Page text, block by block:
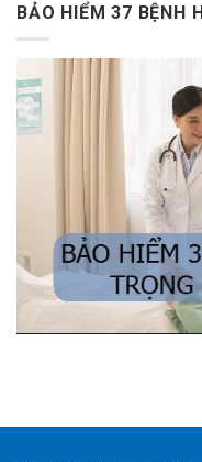
BẢO HIỂM 37 BỆNH